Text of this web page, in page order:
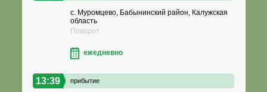
с. Муромцево, Бабынинский район, Калужская
область
Поворот
ежедневно
13:39 прибытие